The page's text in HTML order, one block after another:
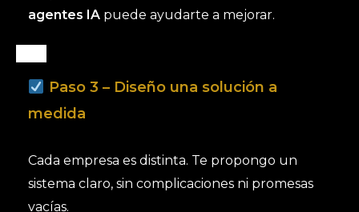
agentes IA puede ayudarte a mejorar.
Paso 3 – Diseño una solución a
medida
Cada empresa es distinta. Te propongo un
sistema claro, sin complicaciones ni promesas
vacías.